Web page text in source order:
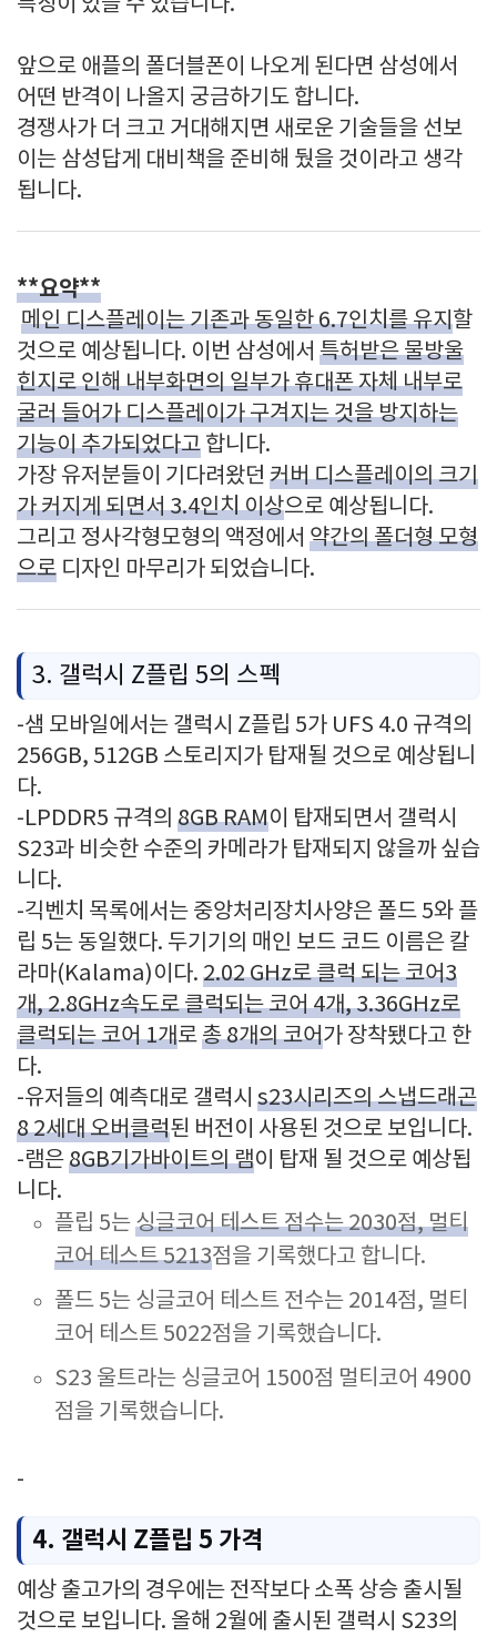
앞으로 애플의 폴더블폰이 나오게 된다면 삼성에서
어떤 반격이 나올지 궁금하기도 합니다.
경쟁사가 더 크고 거대해지면 새로운 기술들을 선보
이는 삼성답게 대비책을 준비해 뒀을 것이라고 생각
됩니다.
**요약**
메인 디스플레이는 기존과 동일한 6.7인치를 유지할
것으로 예상됩니다. 이번 삼성에서 특허받은 물방울
힌지로 인해 내부화면의 일부가 휴대폰 자체 내부로
굴러 들어가 디스플레이가 구겨지는 것을 방지하는
기능이 추가되었다고 합니다.
가장 유저분들이 기다려왔던 커버 디스플레이의 크기
가 커지게 되면서 3.4인치 이상으로 예상됩니다.
그리고 정사각형모형의 액정에서 약간의 폴더형 모형
으로 디자인 마무리가 되었습니다.
3. 갤럭시 Z플립 5의 스펙
-샘 모바일에서는 갤럭시 Z플립 5가 UFS 4.0 규격의
256GB, 512GB 스토리지가 탑재될 것으로 예상됩니
다.
-LPDDR5 규격의 8GB RAM이 탑재되면서 갤럭시
S23과 비슷한 수준의 카메라가 탑재되지 않을까 싶습
니다.
-긱벤치 목록에서는 중앙처리장치사양은 폴드 5와 플
립 5는 동일했다. 두기기의 매인 보드 코드 이름은 칼
라마(Kalama)이다. 2.02 GHz로 클럭 되는 코어3
개, 2.8GHz속도로 클럭되는 코어 4개, 3.36GHz로
클럭되는 코어 1개로총 8개의 코어가 장착됐다고 한
다.
-유저들의 예측대로 갤럭시 s23시리즈의 스냅드래곤
8 2세대 오버클럭된 버전이 사용된 것으로 보입니다.
-램은8GB기가바이트의 램이 탑재 될 것으로 예상됩
니다.
플립 5는싱글코어 테스트 점수는 2030점, 멀티
코어 테스트 5213점을 기록했다고 합니다.
폴드 5는 싱글코어 테스트 전수는 2014점, 멀티
코어 테스트 5022점을 기록했습니다.
S23 울트라는 싱글코어 1500점 멀티코어 4900
점을 기록했습니다.
-
4. 갤럭시 Z플립 5 가격
예상 출고가의 경우에는 전작보다 소폭 상승 출시될
것으로 보입니다. 올해 2월에 출시된 갤럭시 S23의